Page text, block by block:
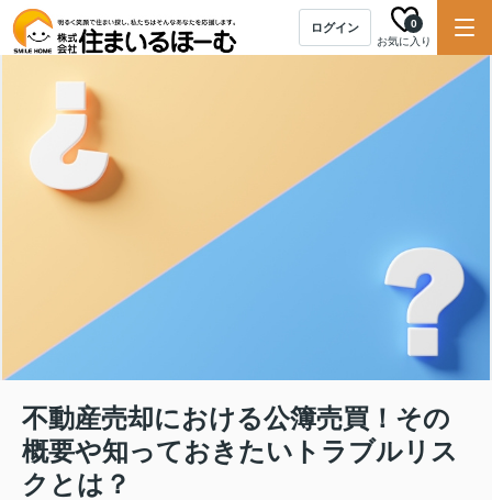
ログイン
お気に入り
0
不動産売却における公簿売買！その
概要や知っておきたいトラブルリス
クとは？